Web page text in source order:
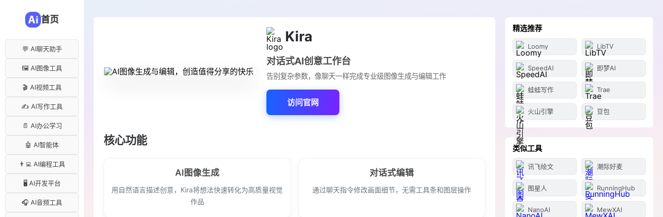
首页
💬 AI聊天助手
🖼️ AI图像工具
🎬 AI视频工具
✍️ AI写作工具
📄 AI办公学习
🤖 AI智能体
👨‍💻 AI编程工具
🖥️ AI开发平台
🎧 AI音频工具
Kira
对话式AI创意工作台
告别复杂参数，像聊天一样完成专业级图像生成与编辑工作
访问官网
核心功能
AI图像生成
用自然语言描述创意，Kira将想法快速转化为高质量视觉
作品
对话式编辑
通过聊天指令修改画面细节，无需工具条和图层操作
精选推荐
Loomy LibTV
SpeedAI 即梦AI
蛙蛙写作 Trae
火山引擎 豆包
类似工具
讯飞绘文 潮际好麦
图星人 RunningHub
NanoAI MewXAI